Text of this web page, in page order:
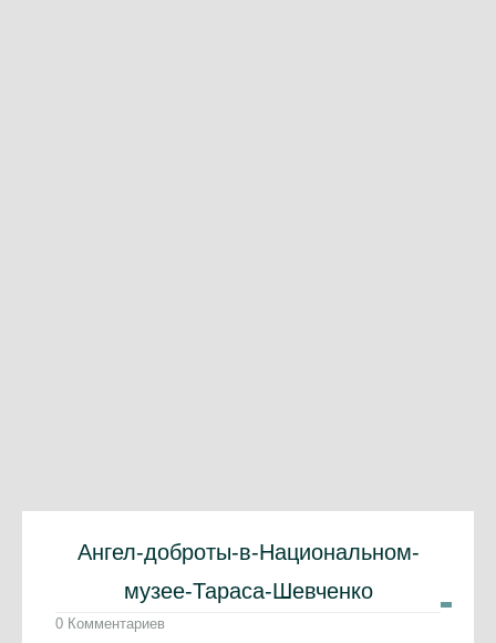
Ангел-доброты-в-Национальном-
музее-Тараса-Шевченко
0 Комментариев